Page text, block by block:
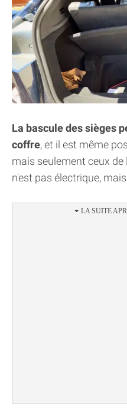
La bascule des sièges
coffre, et il est même
mais seulement ceux de
n'est pas électrique,